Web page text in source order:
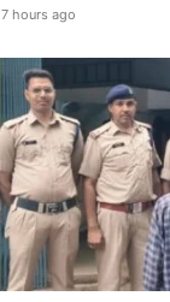
7 hours ago